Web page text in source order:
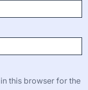
this browser for the